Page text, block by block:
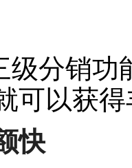
级分销功
可以获
快